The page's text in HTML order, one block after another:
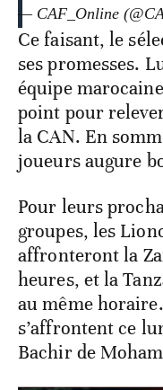
— CAF_Online
Ce faisant, le
ses promesses.
équipe
point pour
la CAN. En
joueurs augure
Pour leurs
groupes, les
affronteront la
heures, et la
au même
s’affrontent ce
Bachir de